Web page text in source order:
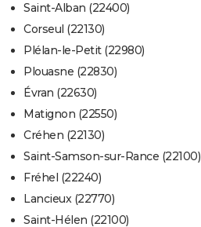
Saint-Alban (22400)
Corseul (22130)
Plélan-le-Petit (22980)
Plouasne (22830)
Évran (22630)
Matignon (22550)
Créhen (22130)
Saint-Samson-sur-Rance (22100)
Fréhel (22240)
Lancieux (22770)
Saint-Hélen (22100)